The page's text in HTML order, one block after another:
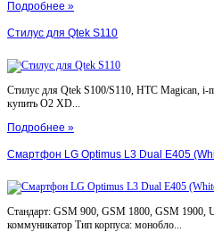
Подробнее »
Стилус для Qtek S110
Стилус для Qtek S100/S110, HTC Magican, i-
купить O2 XD...
Подробнее »
Смартфон LG Optimus L3 Dual E405
Стандарт: GSM 900, GSM 1800, GSM 1900,
коммуникатор Тип корпуса: монобло...